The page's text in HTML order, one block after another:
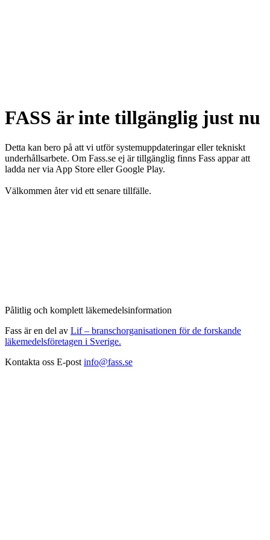
FASS är inte tillgänglig just nu
Detta kan bero på att vi utför systemuppdateringar eller tekniskt
underhållsarbete. Om Fass.se ej är tillgänglig finns Fass appar att
ladda ner via App Store eller Google Play.
Välkommen åter vid ett senare tillfälle.
Pålitlig och komplett läkemedelsinformation
Fass är en del av Lif – branschorganisationen för de forskande
läkemedelsföretagen i Sverige.
Kontakta oss E-post info@fass.se